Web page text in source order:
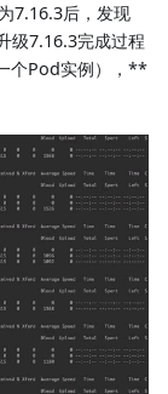
7.16.3后，发现
级7.16.3完成过程
个Pod实例），**